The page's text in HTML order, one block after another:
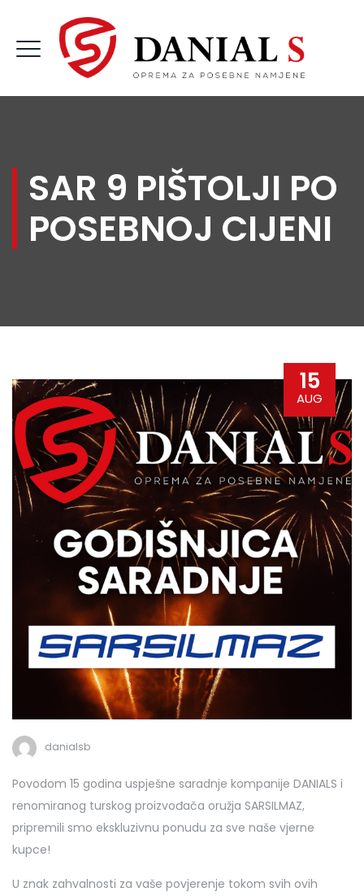
SAR 9 PIŠTOLJI PO
POSEBNOJ CIJENI
15
AUG
danialsb
Povodom 15 godina uspješne saradnje kompanije DANIALS i
renomiranog turskog proizvođača oružja SARSILMAZ,
pripremili smo ekskluzivnu ponudu za sve naše vjerne
kupce!
U znak zahvalnosti za vaše povjerenje tokom svih ovih